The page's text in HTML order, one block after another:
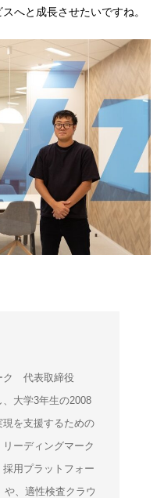
へと成長させたいですね。
ク 代表取締役
大学3年生の2008
を支援するための
ーディングマーク
用プラットフォー
、適性検査クラウ